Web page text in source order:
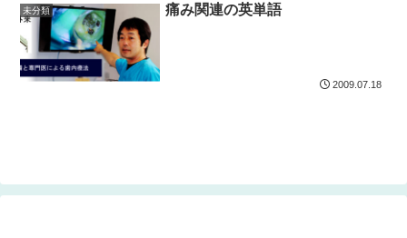
未分類 痛み関連の英単語
2009.07.18